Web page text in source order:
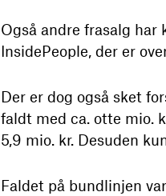
Også andre frasalg
InsidePeople, der er
Der er dog også sket
faldt med ca. otte mio.
5,9 mio. kr. Desuden
Faldet på bundlinjen